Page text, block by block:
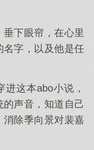
下眼帘，在心里
名字，以及他是任
这本abo小说，
声音，知道自己
消除季向景对裴嘉